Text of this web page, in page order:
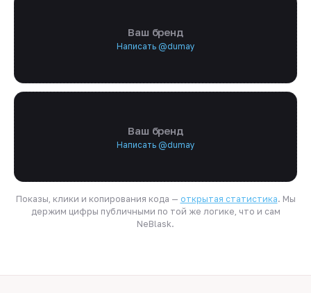
Ваш бренд
Написать @dumay
Ваш бренд
Написать @dumay
Показы, клики и копирования кода — открытая статистика. Мы
держим цифры публичными по той же логике, что и сам
NeBlask.